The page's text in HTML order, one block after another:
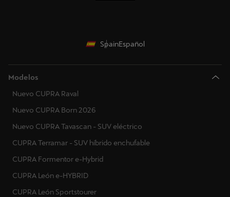
SpainEspañol
Modelos
Nuevo CUPRA Raval
Nuevo CUPRA Born 2026
Nuevo CUPRA Tavascan - SUV eléctrico
CUPRA Terramar - SUV híbrido enchufable
CUPRA Formentor e-Hybrid
CUPRA León e-HYBRID
CUPRA León Sportstourer